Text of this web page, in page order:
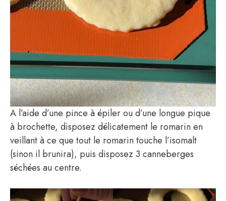
A l’aide d’une pince à épiler ou d’une longue pique
à brochette, disposez délicatement le romarin en
veillant à ce que tout le romarin touche l’isomalt
(sinon il brunira), puis disposez 3 canneberges
séchées au centre.